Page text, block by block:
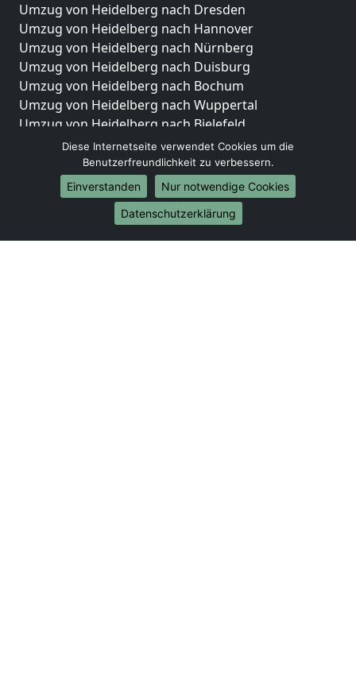
Umzug von Heidelberg nach Dresden
Umzug von Heidelberg nach Hannover
Umzug von Heidelberg nach Nürnberg
Umzug von Heidelberg nach Duisburg
Umzug von Heidelberg nach Bochum
Umzug von Heidelberg nach Wuppertal
Umzug von Heidelberg nach Bielefeld
Umzug von Heidelberg nach Bonn
Umzug von Heidelberg nach Münster
Internationale-Umzüge
Umzug von Heidelberg nach Brasilien
Umzug von Heidelberg nach Brunei Darussalam
Diese Internetseite verwendet Cookies um die
Benutzerfreundlichkeit zu verbessern.
Einverstanden
Nur notwendige Cookies
Datenschutzerklärung